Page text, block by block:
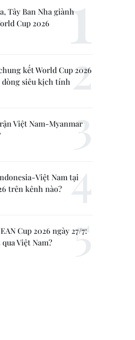
Tây Ban Nha giành
Cup 2026
kết World Cup 2026
dòng siêu kịch tính
Việt Nam-Myanmar
Việt Nam tại
trên kênh nào?
Cup 2026 ngày 27/7:
Việt Nam?